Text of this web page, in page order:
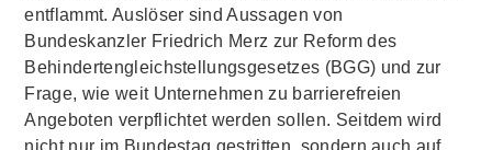
entflammt. Auslöser sind Aussagen von
Bundeskanzler Friedrich Merz zur Reform des
Behindertengleichstellungsgesetzes (BGG) und zur
Frage, wie weit Unternehmen zu barrierefreien
Angeboten verpflichtet werden sollen. Seitdem wird